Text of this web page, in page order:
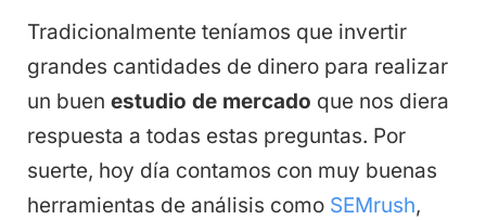
Tradicionalmente teníamos que invertir
grandes cantidades de dinero para realizar
un buen estudio de mercado que nos diera
respuesta a todas estas preguntas. Por
suerte, hoy día contamos con muy buenas
herramientas de análisis como SEMrush,